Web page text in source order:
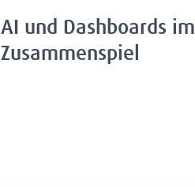
AI und Dashboards im
Zusammenspiel